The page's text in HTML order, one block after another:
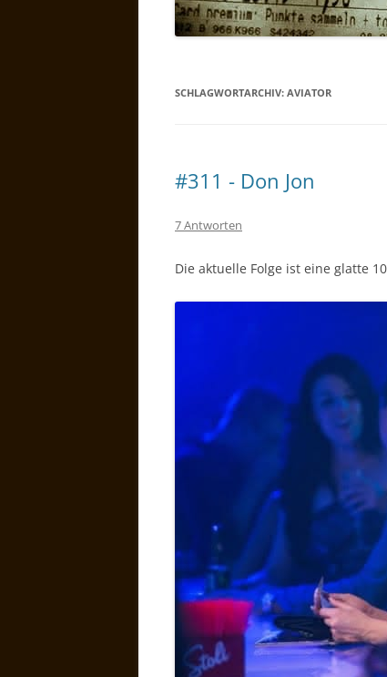
SCHLAGWORTARCHIV: AVIATOR
#311 - Don Jon
7 Antworten
Die aktuelle Folge ist eine glatte